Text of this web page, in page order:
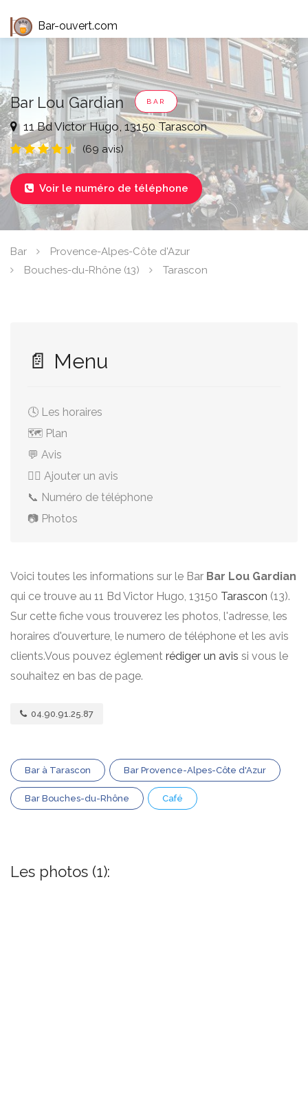
Bar-ouvert.com
Bar Lou Gardian BAR
11 Bd Victor Hugo, 13150 Tarascon
(69 avis)
 Voir le numéro de téléphone
Bar
Provence-Alpes-Côte d'Azur
Bouches-du-Rhône (13)
Tarascon
📄 Menu
🕓 Les horaires
🗺️ Plan
💬 Avis
✍🏻 Ajouter un avis
📞 Numéro de téléphone
📷 Photos
Voici toutes les informations sur le Bar Bar Lou Gardian
qui ce trouve au 11 Bd Victor Hugo, 13150 Tarascon (13).
Sur cette fiche vous trouverez les photos, l'adresse, les
horaires d'ouverture, le numero de téléphone et les avis
clients.Vous pouvez églement rédiger un avis si vous le
souhaitez en bas de page.
04.90.91.25.87
Bar à Tarascon Bar Provence-Alpes-Côte d'Azur
Bar Bouches-du-Rhône Café
Les photos (1):